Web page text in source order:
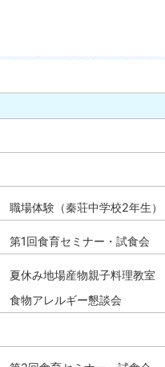
職場体験（秦荘中学校2年生）
第1回食育セミナー・試食会
夏休み地場産物親子料理教室
食物アレルギー懇談会